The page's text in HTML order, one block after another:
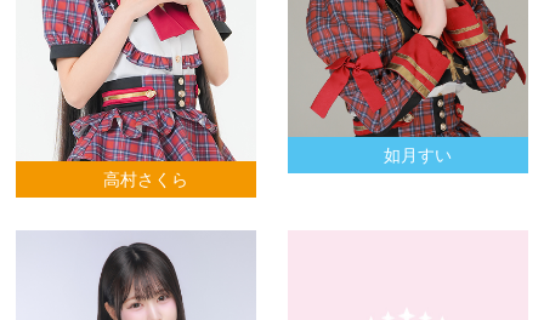
高村さくら
如月すい